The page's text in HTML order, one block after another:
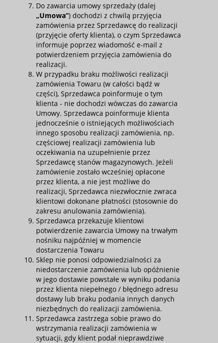
Do zawarcia umowy sprzedaży (dalej
„Umowa”) dochodzi z chwilą przyjęcia
zamówienia przez Sprzedawcę do realizacji
(przyjęcie oferty klienta), o czym Sprzedawca
informuje poprzez wiadomość e-mail z
potwierdzeniem przyjęcia zamówienia do
realizacji.
W przypadku braku możliwości realizacji
zamówienia Towaru (w całości bądź w
części), Sprzedawca poinformuje o tym
klienta - nie dochodzi wówczas do zawarcia
Umowy. Sprzedawca poinformuje klienta
jednocześnie o istniejących możliwościach
innego sposobu realizacji zamówienia, np.
częściowej realizacji zamówienia lub
oczekiwania na uzupełnienie przez
Sprzedawcę stanów magazynowych. Jeżeli
zamówienie zostało wcześniej opłacone
przez klienta, a nie jest możliwe do
realizacji, Sprzedawca niezwłocznie zwraca
klientowi dokonane płatności (stosownie do
zakresu anulowania zamówienia).
Sprzedawca przekazuje klientowi
potwierdzenie zawarcia Umowy na trwałym
nośniku najpóźniej w momencie
dostarczenia Towaru
Sklep nie ponosi odpowiedzialności za
niedostarczenie zamówienia lub opóźnienie
w jego dostawie powstałe w wyniku podania
przez klienta niepełnego / błędnego adresu
dostawy lub braku podania innych danych
niezbędnych do realizacji zamówienia.
Sprzedawca zastrzega sobie prawo do
wstrzymania realizacji zamówienia w
sytuacji, gdy klient podał nieprawdziwe